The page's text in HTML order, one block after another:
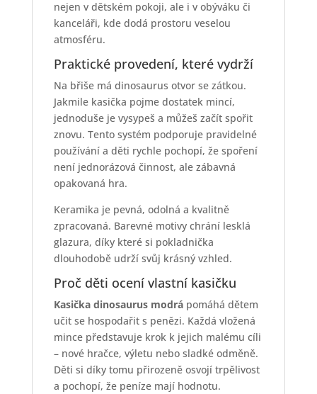
nejen v dětském pokoji, ale i v obýváku či
kanceláři, kde dodá prostoru veselou
atmosféru.
Praktické provedení, které vydrží
Na břiše má dinosaurus otvor se zátkou.
Jakmile kasička pojme dostatek mincí,
jednoduše je vysypeš a můžeš začít spořit
znovu. Tento systém podporuje pravidelné
používání a děti rychle pochopí, že spoření
není jednorázová činnost, ale zábavná
opakovaná hra.
Keramika je pevná, odolná a kvalitně
zpracovaná. Barevné motivy chrání lesklá
glazura, díky které si pokladnička
dlouhodobě udrží svůj krásný vzhled.
Proč děti ocení vlastní kasičku
Kasička dinosaurus modrápomáhá dětem
učit se hospodařit s penězi. Každá vložená
mince představuje krok k jejich malému cíli
– nové hračce, výletu nebo sladké odměně.
Děti si díky tomu přirozeně osvojí trpělivost
a pochopí, že peníze mají hodnotu.